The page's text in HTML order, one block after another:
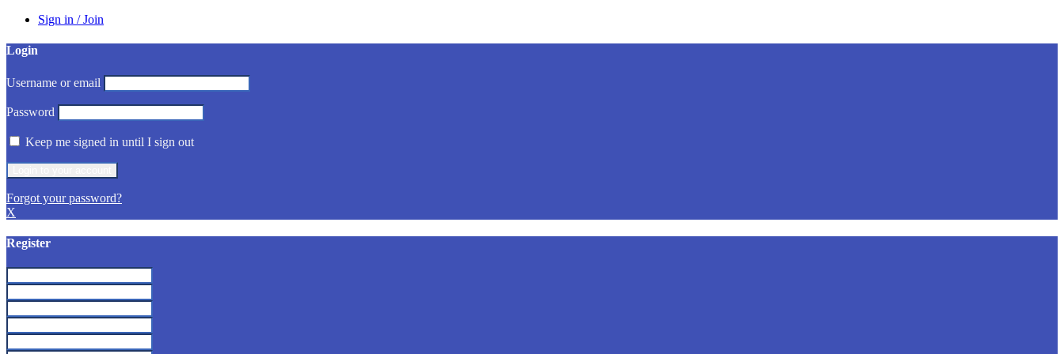
Sign in / Join
Login
Username or email
Password
Keep me signed in until I sign out
Forgot your password?
X
Register